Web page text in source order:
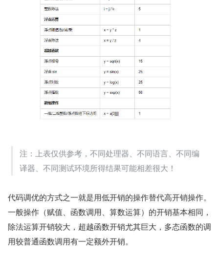
注：上表仅供参考，不同处理器、不同语言、不同编
译器、不同测试环境所得结果可能相差很大！
代码调优的方式之一就是用低开销的操作替代高开销操作。
一般操作（赋值、函数调用、算数运算）的开销基本相同，
除法运算开销较大，超越函数开销尤其巨大，多态函数的调
用较普通函数调用有一定额外开销。